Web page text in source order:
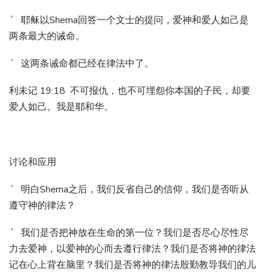
´ 耶稣以Shema回答一个文士的提问，爱神和爱人如己是
两条最大的诫命。
´ 这两条诫命都已经在律法中了。
利未记 19:18 不可报仇，也不可埋怨你本国的子民，却要
爱人如己。我是耶和华。
讨论和应用
´ 明白Shema之后，我们反省自己的信仰，我们是否听从
遵守神的律法？
´ 我们是否把神放在生命的第一位？我们是否尽心尽性尽
力去爱神，以爱神的心而去遵行律法？我们是否将神的律法
记在心上背在脑里？我们是否将神的律法殷勤教导我们的儿